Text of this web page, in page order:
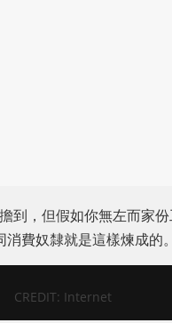
到，但假如你無左而家
費奴隸就是這樣煉成的。
CREDIT: Internet